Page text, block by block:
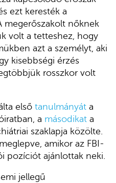
ezt keresték a
megerőszakolt nőknek
volt a tetteshez, hogy
azt a személyt, aki
kisebbségi érzés
rosszkor volt
első tanulmányát a
a másodikat a
szaklapja közölte.
amikor az FBI-
pozíciót ajánlottak neki.
jellegű